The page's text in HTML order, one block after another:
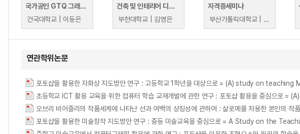
국가공인 GTQ 그래픽기술자격 (포토샵) 1급
건국대학교 | 이동은
건축 및 인테리어 디자인을 위한 포토샵
부천대학교 | 김영은
자격증세미나
부산가톨릭대학교 | 신성욱
연관학위논문
포토샵을 활용한 자화상 지도방안 연구 : 고등학교 1학년을 대상으로 = (A) study on
포토샵을 활용한 미술창작 지도방안 연구 : 중등 미술교육을 중심으로 = A Study on